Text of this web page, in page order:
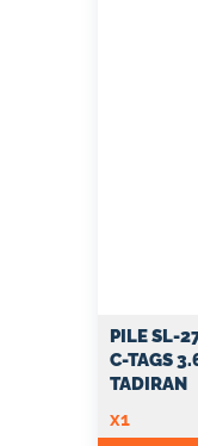
PILE SL-
C-TAGS
TADIRAN
x1